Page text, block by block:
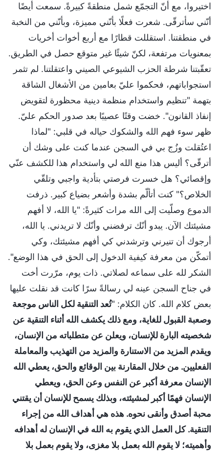
اختيروا، مع أنّ التجمّع شمل منطقةً كبيرةً. سمعت أيضًا
أنّني سأترقّى. شعرت فعلًا بأنّني مميزة، وبأنّني من النخبة
في منطقتنا. استقللت قطارًا مع أربع أخوات أخريات
بمعنويات مرتفعة، لكنّ شيئًا غير متوقع حصل في الطريق.
تعقّبتنا شرطة الحزب الشيوعي الصيني واعتقلتنا. لم تثمر
استجواباتهم، فحكموا عليّ بعامين من الأشغال الشاقة
بتهمة "تنظيم واستخدام منظمة دينية محظورة لتقويض
إنفاذ القانون". خضت وقتًا عصيبًا بعد صدور الحكم عليّ.
ظهر سوء فهم الله والشكوك حياله في قلبي: "لماذا
اعتُقلت وزُج بي في السجن عندما كنت على وشك أن
أترقّى؟ أليس هذا منع الله لي واستخدام هذا للكشف عنّي
وإقصائي؟ هل خسرت فرصتي بتأدية واجبي وتلقّي
الخلاص؟" كنت أتألّم بشدة وأشعر بضياع كبير. ذرفت
الدموع وصلّيت إلى الله مرات كثيرةً: "يا الله، لا أفهم
مشيئتك الآن. يبدو أنّك ترفضني وأنّك لا تريدني. يا الله،
أرجوك أن تنيرني وترشدني كي أفهم مشيئتك، وكي
أتمكّن من معرفة كيفية الدخول إلى الحق في هذا الوضع".
الشكر لله على سماعه لصلاتي. ذات يوم، مرّرت أخت
في جناح السجن عينه لي رسالةً سرًا كانت قد نقلت عليها
بعض كلام الله. كان الكلام: "تُعد التنقية لكل الناس موجعة
وصعبة القبول للغاية، ومع ذلك يكشف الله أثناء التنقية عن
شخصيته البارة للإنسان، ويعلن عن متطلباته من الإنسان،
ويقدم المزيد من الاستنارة والمزيد من التهذيب والمعاملة
الفعليين. من خلال المقارنة بين الوقائع والحق، يعطي الله
الإنسان معرفة أكبر عن النفس وعن الحق، ويعطي
الإنسان فهمًا أكبر لمشيئته، وبذلك يسمح للإنسان أن يقتني
محبة أصدق وأنقى نحوه. هذه هي أهداف الله من إجراء
التنقية. كل العمل الذي يقوم به الله في الإنسان له أهدافه
وأهميته؛ لا يقوم الله بعمل بلا مغزى، ولا يقوم بعمل بلا